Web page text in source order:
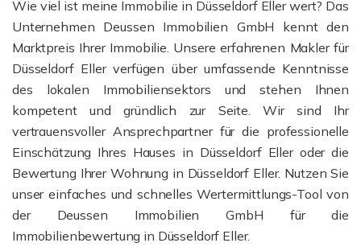
Wie viel ist meine Immobilie in Düsseldorf Eller wert? Das
Unternehmen Deussen Immobilien GmbH kennt den
Marktpreis Ihrer Immobilie. Unsere erfahrenen Makler für
Düsseldorf Eller verfügen über umfassende Kenntnisse
des lokalen Immobiliensektors und stehen Ihnen
kompetent und gründlich zur Seite. Wir sind Ihr
vertrauensvoller Ansprechpartner für die professionelle
Einschätzung Ihres Hauses in Düsseldorf Eller oder die
Bewertung Ihrer Wohnung in Düsseldorf Eller. Nutzen Sie
unser einfaches und schnelles Wertermittlungs-Tool von
der Deussen Immobilien GmbH für die
Immobilienbewertung in Düsseldorf Eller.